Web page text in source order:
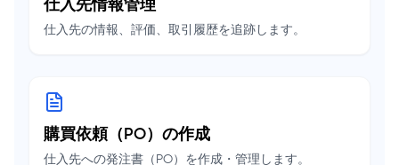
仕入先情報管理
仕入先の情報、評価、取引履歴を追跡します。
購買依頼（PO）の作成
仕入先への発注書（PO）を作成・管理します。